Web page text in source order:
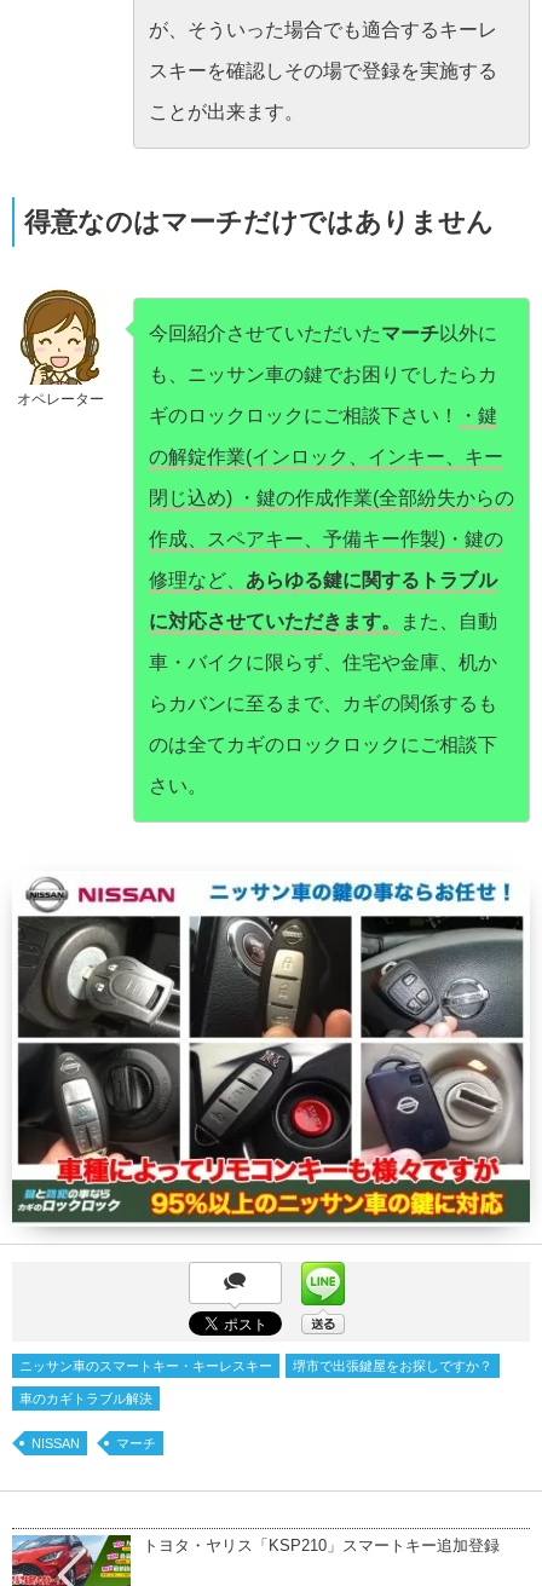
が、そういった場合でも適合するキーレ
スキーを確認しその場で登録を実施する
ことが出来ます。
得意なのはマーチだけではありません
オペレーター
今回紹介させていただいたマーチ以外に
も、ニッサン車の鍵でお困りでしたらカ
ギのロックロックにご相談下さい！
・鍵
の解錠作業(インロック、インキー、キー
閉じ込め) ・鍵の作成作業(全部紛失からの
作成、スペアキー、予備キー作製)・鍵の
修理など、 あらゆる鍵に関するトラブル
に対応させていただきます。
また、自動
車・バイクに限らず、住宅や金庫、机か
らカバンに至るまで、カギの関係するも
のは全てカギのロックロックにご相談下
さい。
ニッサン車のスマートキー・キーレスキー 堺市で出張鍵屋をお探しですか？
車のカギトラブル解決
NISSAN マーチ
トヨタ・ヤリス「KSP210」スマートキー追加登録